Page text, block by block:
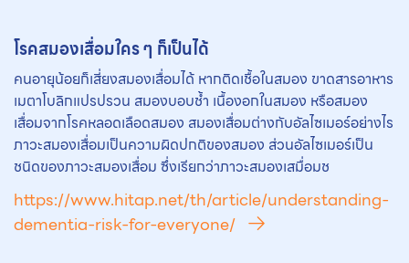
โรคสมองเสื่อมใคร ๆ ก็เป็นได้
คนอายุน้อยก็เสี่ยงสมองเสื่อมได้ หากติดเชื้อในสมอง ขาดสารอาหาร
เมตาโบลิกแปรปรวน สมองบอบช้ำ เนื้องอกในสมอง หรือสมอง
เสื่อมจากโรคหลอดเลือดสมอง สมองเสื่อมต่างกับอัลไซเมอร์อย่างไร
ภาวะสมองเสื่อมเป็นความผิดปกติของสมอง ส่วนอัลไซเมอร์เป็น
ชนิดของภาวะสมองเสื่อม ซึ่งเรียกว่าภาวะสมองเสมื่อมช
https://www.hitap.net/th/article/understanding-
dementia-risk-for-everyone/